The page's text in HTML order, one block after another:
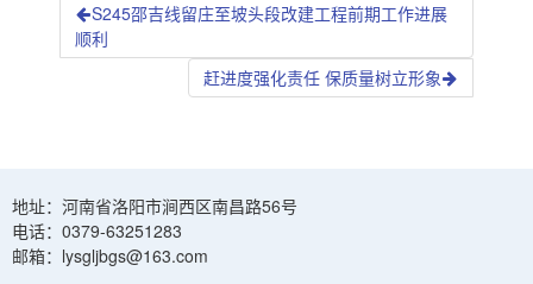
S245邵吉线留庄至坡头段改建工程前期工作进展
顺利
赶进度强化责任 保质量树立形象
地址：河南省洛阳市涧西区南昌路56号
电话：0379-63251283
邮箱：lysgljbgs@163.com